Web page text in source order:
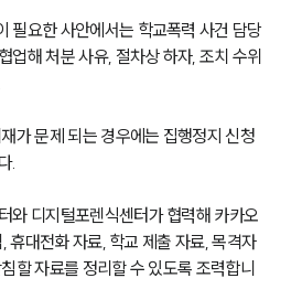
필요한 사안에서는 학교폭력 사건 담당
업해 처분 사유, 절차상 하자, 조치 수위
가 문제 되는 경우에는 집행정지 신청
.
와 디지털포렌식센터가 협력해 카카오
휴대전화 자료, 학교 제출 자료, 목격자
할 자료를 정리할 수 있도록 조력합니